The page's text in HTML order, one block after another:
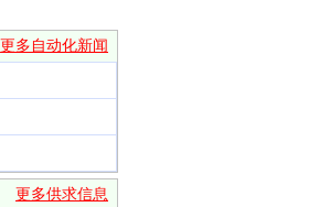
更多自动化新闻
更多供求信息